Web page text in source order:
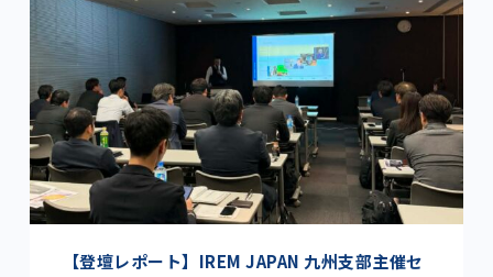
【登壇レポート】IREM JAPAN 九州支部主催セ